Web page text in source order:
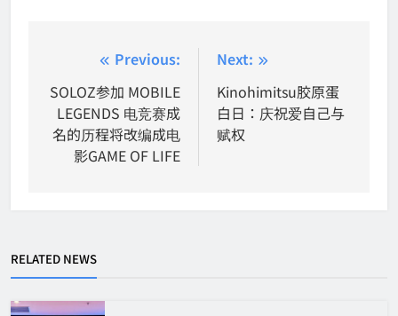
navigation
Previous:
SOLOZ参加 MOBILE
LEGENDS 电竞赛成
名的历程将改编成电
影GAME OF LIFE
Next:
Kinohimitsu胶原蛋
白日：庆祝爱自己与
赋权
RELATED NEWS